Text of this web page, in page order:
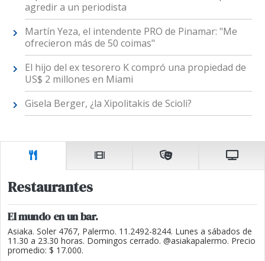
agredir a un periodista
Martín Yeza, el intendente PRO de Pinamar: "Me
ofrecieron más de 50 coimas"
El hijo del ex tesorero K compró una propiedad de
US$ 2 millones en Miami
Gisela Berger, ¿la Xipolitakis de Scioli?
Restaurantes
El mundo en un bar.
Asiaka. Soler 4767, Palermo. 11.2492-8244. Lunes a sábados de
11.30 a 23.30 horas. Domingos cerrado. @asiakapalermo. Precio
promedio: $ 17.000.